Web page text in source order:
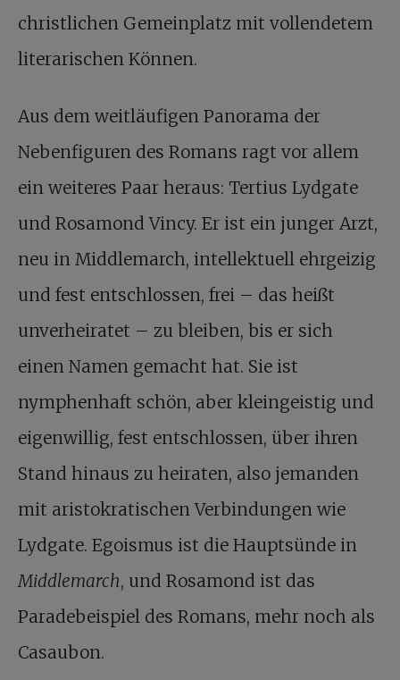
christlichen Gemeinplatz mit vollendetem
literarischen Können.
Aus dem weitläufigen Panorama der
Nebenfiguren des Romans ragt vor allem
ein weiteres Paar heraus: Tertius Lydgate
und Rosamond Vincy. Er ist ein junger Arzt,
neu in Middlemarch, intellektuell ehrgeizig
und fest entschlossen, frei – das heißt
unverheiratet – zu bleiben, bis er sich
einen Namen gemacht hat. Sie ist
nymphenhaft schön, aber kleingeistig und
eigenwillig, fest entschlossen, über ihren
Stand hinaus zu heiraten, also jemanden
mit aristokratischen Verbindungen wie
Lydgate. Egoismus ist die Hauptsünde in
Middlemarch, und Rosamond ist das
Paradebeispiel des Romans, mehr noch als
Casaubon.